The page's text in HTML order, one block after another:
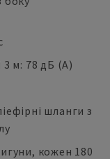
3 м: 78 дБ (А)
шланги з
кожен 180